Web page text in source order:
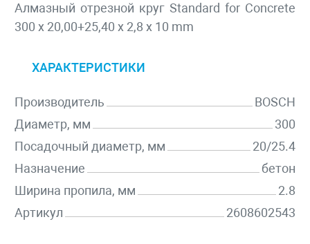
Алмазный отрезной круг Standard for Concrete
300 x 20,00+25,40 x 2,8 x 10 mm
ХАРАКТЕРИСТИКИ
Производитель
BOSCH
Диаметр, мм
300
Посадочный диаметр, мм
20/25.4
Назначение
бетон
Ширина пропила, мм
2.8
Артикул
2608602543